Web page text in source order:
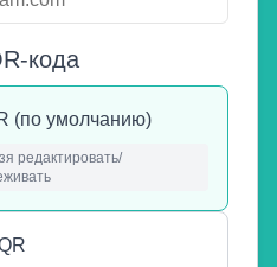
кода
(по умолчанию)
редактировать/